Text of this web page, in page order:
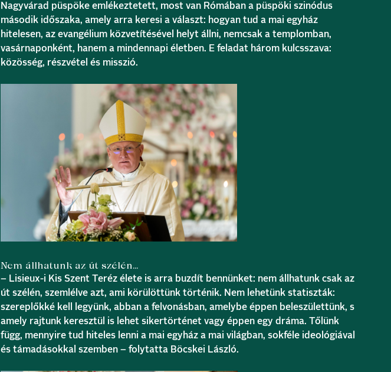
Nagyvárad püspöke emlékeztetett, most van Rómában a püspöki szinódus
második időszaka, amely arra keresi a választ: hogyan tud a mai egyház
hitelesen, az evangélium közvetítésével helyt állni, nemcsak a templomban,
vasárnaponként, hanem a mindennapi életben. E feladat három kulcsszava:
közösség, részvétel és misszió.
Nem állhatunk az út szélén…
– Lisieux-i Kis Szent Teréz élete is arra buzdít bennünket: nem állhatunk csak az
út szélén, szemlélve azt, ami körülöttünk történik. Nem lehetünk statiszták:
szereplőkké kell legyünk, abban a felvonásban, amelybe éppen beleszülettünk, s
amely rajtunk keresztül is lehet sikertörténet vagy éppen egy dráma. Tőlünk
függ, mennyire tud hiteles lenni a mai egyház a mai világban, sokféle ideológiával
és támadásokkal szemben – folytatta Böcskei László.